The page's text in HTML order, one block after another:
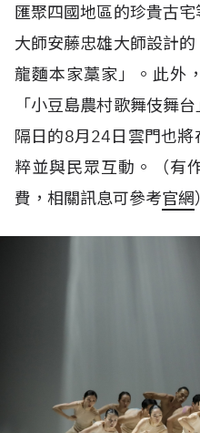
匯聚四國地區的珍貴古
大師安藤忠雄大師設計
龍麵本家藁家」。此外
「小豆島農村歌舞伎舞
隔日的8月24日 雲門也將
粹並與民眾互動。（有
費，相關訊息可參考官網）